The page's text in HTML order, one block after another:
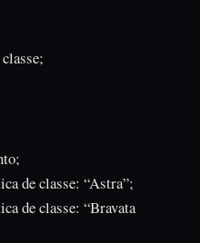
de classe: “Astra”;
de classe: “Bravata